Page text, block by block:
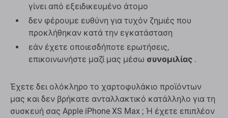
γίνει από εξειδικευμένο άτομο
δεν φέρουμε ευθύνη για τυχόν ζημιές που
προκλήθηκαν κατά την εγκατάσταση
εάν έχετε οποιεσδήποτε ερωτήσεις,
επικοινωνήστε μαζί μας μέσω συνομιλίας .
Έχετε δει ολόκληρο το χαρτοφυλάκιο προϊόντων
μας και δεν βρήκατε ανταλλακτικό κατάλληλο για τη
συσκευή σας Apple iPhone XS Max ; Ή έχετε επιπλέον